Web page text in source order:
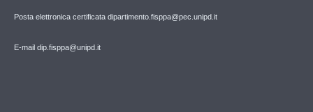
Posta elettronica certificata dipartimento.fisppa@pec.unipd.it
E-mail dip.fisppa@unipd.it